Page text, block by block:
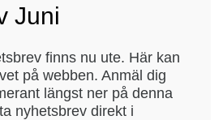
Juni
finns nu ute. Här kan
på webben. Anmäl dig
längst ner på denna
nyhetsbrev direkt i